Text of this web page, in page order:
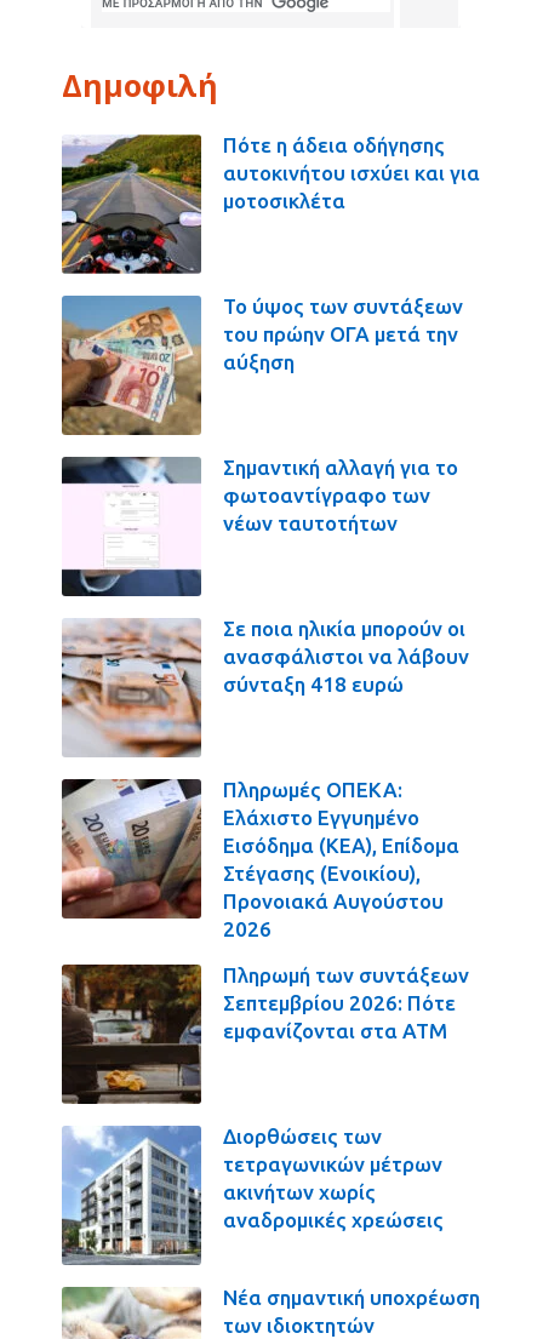
Δημοφιλή
Πότε η άδεια οδήγησης
αυτοκινήτου ισχύει και για
μοτοσικλέτα
Το ύψος των συντάξεων
του πρώην ΟΓΑ μετά την
αύξηση
Σημαντική αλλαγή για το
φωτοαντίγραφο των
νέων ταυτοτήτων
Σε ποια ηλικία μπορούν οι
ανασφάλιστοι να λάβουν
σύνταξη 418 ευρώ
Πληρωμές ΟΠΕΚΑ:
Ελάχιστο Εγγυημένο
Εισόδημα (ΚΕΑ), Επίδομα
Στέγασης (Ενοικίου),
Προνοιακά Αυγούστου
2026
Πληρωμή των συντάξεων
Σεπτεμβρίου 2026: Πότε
εμφανίζονται στα ΑΤΜ
Διορθώσεις των
τετραγωνικών μέτρων
ακινήτων χωρίς
αναδρομικές χρεώσεις
Νέα σημαντική υποχρέωση
των ιδιοκτητών